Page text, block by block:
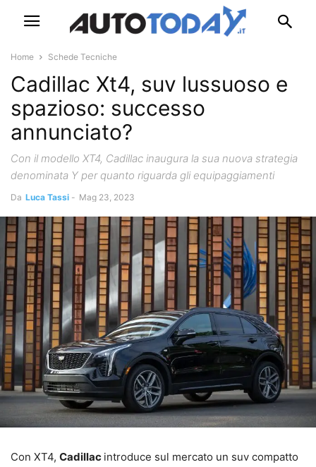
Home Schede Tecniche
Cadillac Xt4, suv lussuoso e
spazioso: successo
annunciato?
Con il modello XT4, Cadillac inaugura la sua nuova strategia
denominata Y per quanto riguarda gli equipaggiamenti
Da Luca Tassi - Mag 23, 2023
Con XT4, Cadillac introduce sul mercato un suv compatto